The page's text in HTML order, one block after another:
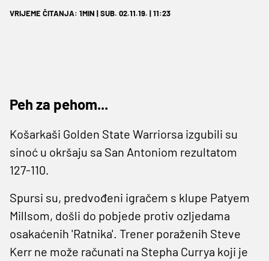
VRIJEME ČITANJA: 3MIN | SUB. 02.11.19. | 07:57
Peh za pehom...
Košarkaši Golden State Warriorsa izgubili su
sinoć u okršaju sa San Antoniom rezultatom
127-110.
Spursi su, predvođeni igračem s klupe Patyem
Millsom, došli do pobjede protiv ozljedama
osakaćenih 'Ratnika'. Trener poraženih Steve
Kerr ne može računati na Stepha Currya koji je